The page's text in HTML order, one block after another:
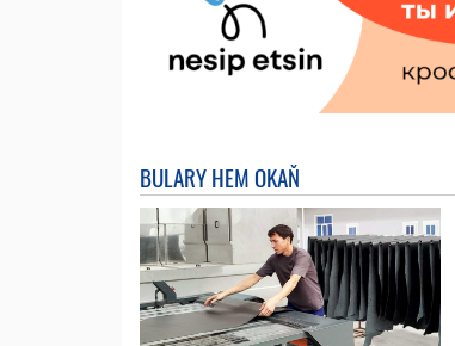
BULARY HEM OKAŇ